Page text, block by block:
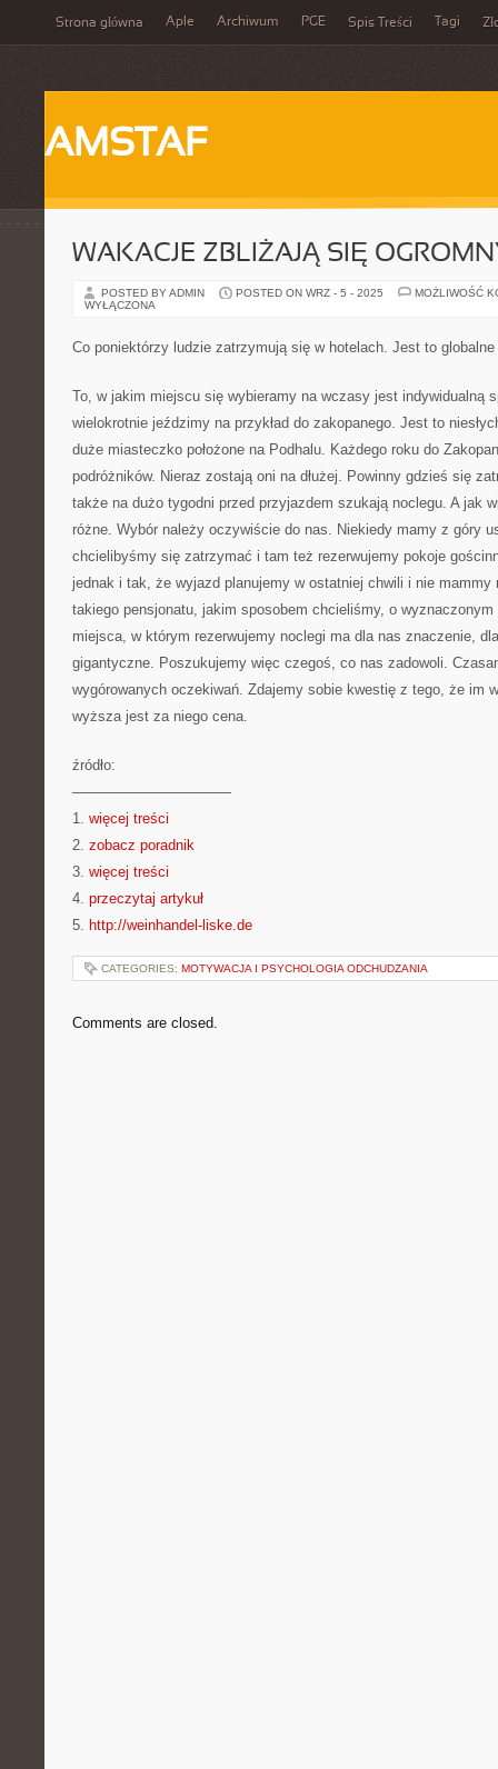
Strona główna Aple Archiwum PGE Spis Treści Tagi
AMSTAF
WAKACJE ZBLIŻAJĄ SIĘ
POSTED BY ADMIN POSTED ON WRZ - 5 - 2025
MOŻLIWOŚĆ
WYŁĄCZONA
Co poniektórzy ludzie zatrzymują się w hotelach. Jest to globalne
To, w jakim miejscu się wybieramy na wczasy jest indywidualną
wielokrotnie jeździmy na przykład do zakopanego. Jest to
duże miasteczko położone na Podhalu. Każdego roku do
podróżników. Nieraz zostają oni na dłużej. Powinny gdzieś się
także na dużo tygodni przed przyjazdem szukają noclegu. A jak
różne. Wybór należy oczywiście do nas. Niekiedy mamy z góry
chcielibyśmy się zatrzymać i tam też rezerwujemy pokoje
jednak i tak, że wyjazd planujemy w ostatniej chwili i nie mammy
takiego pensjonatu, jakim sposobem chcieliśmy, o wyznaczonym
miejsca, w którym rezerwujemy noclegi ma dla nas znaczenie,
gigantyczne. Poszukujemy więc czegoś, co nas zadowoli.
wygórowanych oczekiwań. Zdajemy sobie kwestię z tego, że im
wyższa jest za niego cena.
źródło:
———————————
1. więcej treści
2. zobacz poradnik
3. więcej treści
4. przeczytaj artykuł
5. http://weinhandel-liske.de
CATEGORIES: MOTYWACJA I PSYCHOLOGIA ODCHUDZANIA
Comments are closed.